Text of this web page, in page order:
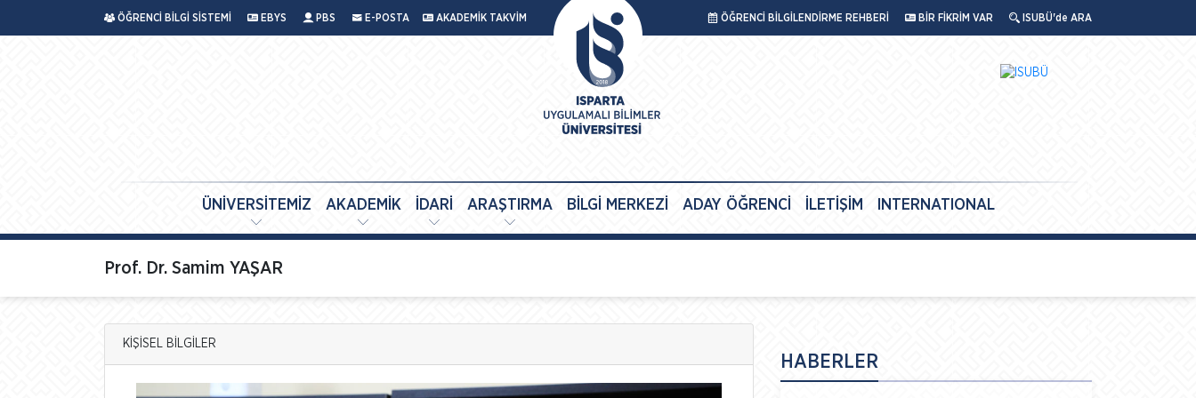
ÖĞRENCİ BİLGİ SİSTEMİ EBYS PBS E-POSTA AKADEMİK TAKVİM ÖĞRENCİ BİLGİLENDİRME REHBERİ BİR FİKRİM VAR ISUBÜ'de ARA
ÜNİVERSİTEMİZ AKADEMİK İDARİ ARAŞTIRMA BİLGİ MERKEZİ ADAY ÖĞRENCİ İLETİŞİM INTERNATIONAL
Prof. Dr. Samim YAŞAR
KİŞİSEL BİLGİLER
HABERLER